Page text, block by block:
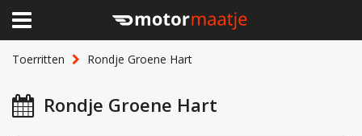
Toerritten Rondje Groene Hart
Rondje Groene Hart
×
Home
Clubhuis